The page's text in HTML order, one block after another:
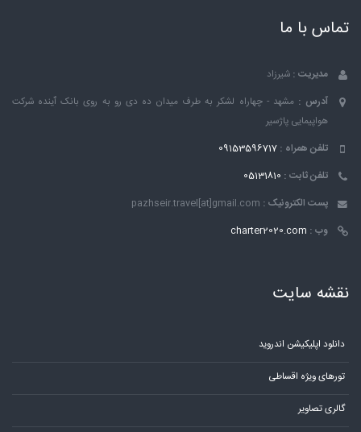
تماس با ما
مدیریت : شیرزاد
آدرس : مشهد - چهاراه لشکر به طرف میدان ده دی رو به روی بانک ٱینده شرکت
هواپیمایی پاژسیر
تلفن همراه : 09153596717
تلفن ثابت : 05131810
پست الکترونیک : pazhseir.travel[at]gmail.com
وب : charter2020.com
نقشه سایت
دانلود اپلیکیشن اندروید
تورهای ویژه اقساطی
گالری تصاویر